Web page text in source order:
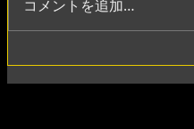
コメントを追加…